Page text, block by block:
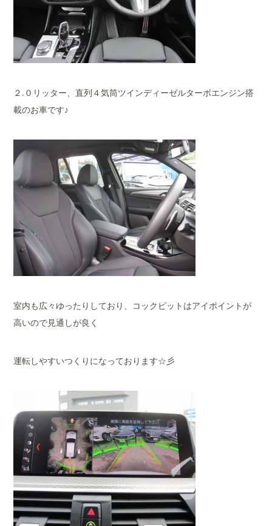
２.０リッター、直列４気筒ツインディーゼルターボエンジン搭
載のお車です♪
室内も広々ゆったりしており、コックピットはアイポイントが
高いので見通しが良く
運転しやすいつくりになっております☆彡